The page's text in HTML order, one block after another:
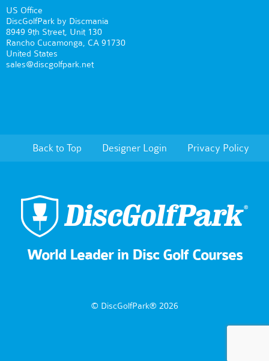
US Office
DiscGolfPark by Discmania
8949 9th Street, Unit 130
Rancho Cucamonga, CA 91730
United States
sales@discgolfpark.net
Back to Top Designer Login Privacy Policy
World Leader in Disc Golf Courses
© DiscGolfPark® 2026